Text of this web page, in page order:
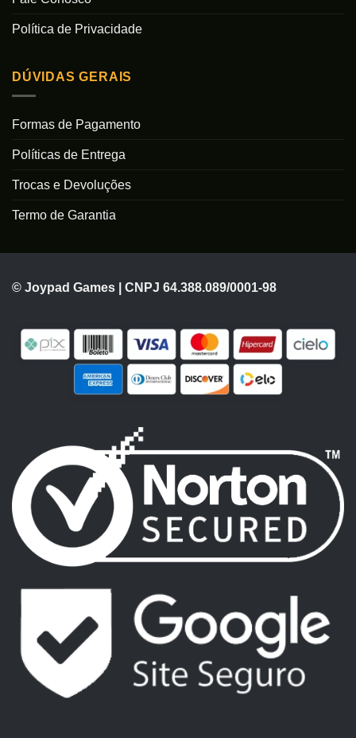
Política de Privacidade
DÚVIDAS GERAIS
Formas de Pagamento
Políticas de Entrega
Trocas e Devoluções
Termo de Garantia
© Joypad Games | CNPJ 64.388.089/0001-98